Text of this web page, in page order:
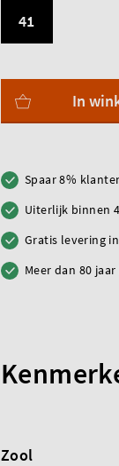
41
In
Spaar 8%
Uiterlijk binnen
Gratis levering
Meer dan 80
Zool